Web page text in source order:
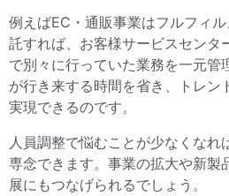
例えばEC・通販事業はフルフィ
託すれば、お客様サービスセンタ
で別々に行っていた業務を一元管
が行き来する時間を省き、トレン
実現できるのです。
人員調整で悩むことが少なくなれ
専念できます。事業の拡大や新製
展にもつなげられるでしょう。